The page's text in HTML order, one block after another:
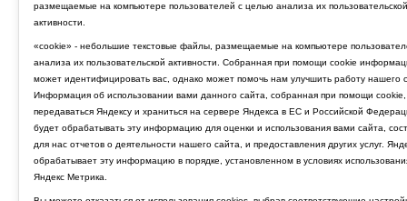
размещаемые на компьютере пользователей с целью анализа их пользовательской
активности.
«cookie» - небольшие текстовые файлы, размещаемые на компьютере
анализа их пользовательской активности. Собранная при помощи cookie
может идентифицировать вас, однако может помочь нам улучшить работу нашего
Информация об использовании вами данного сайта, собранная при помощи cookie,
передаваться Яндексу и храниться на сервере Яндекса в ЕС и Российской
будет обрабатывать эту информацию для оценки и использования вами сайта,
для нас отчетов о деятельности нашего сайта, и предоставления других услуг.
обрабатывает эту информацию в порядке, установленном в условиях
Яндекс Метрика.